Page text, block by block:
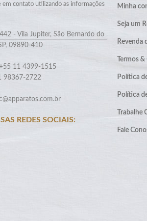
em contato utilizando as informações
- Vila Jupiter, São Bernardo do
09890-410
+55 11 4399-1515
98367-2722
REDES SOCIAIS:
Minha
Seja um
Revenda
Termos &
Política
Política
Trabalhe
Fale